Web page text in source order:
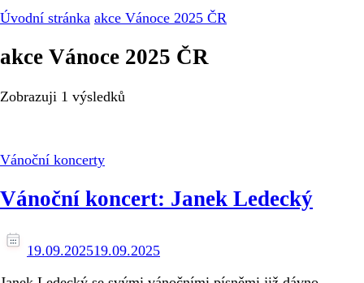
Úvodní stránka akce Vánoce 2025 ČR
akce Vánoce 2025 ČR
Zobrazuji 1 výsledků
Vánoční koncerty
Vánoční koncert: Janek Ledecký
19.09.202519.09.2025